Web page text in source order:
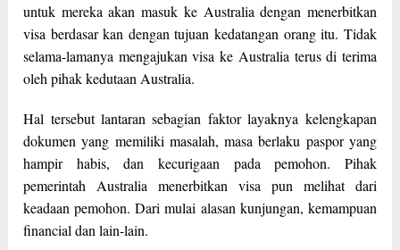
untuk mereka akan masuk ke Australia dengan menerbitkan
visa berdasar kan dengan tujuan kedatangan orang itu. Tidak
selama-lamanya mengajukan visa ke Australia terus di terima
oleh pihak kedutaan Australia.
Hal tersebut lantaran sebagian faktor layaknya kelengkapan
dokumen yang memiliki masalah, masa berlaku paspor yang
hampir habis, dan kecurigaan pada pemohon. Pihak
pemerintah Australia menerbitkan visa pun melihat dari
keadaan pemohon. Dari mulai alasan kunjungan, kemampuan
financial dan lain-lain.